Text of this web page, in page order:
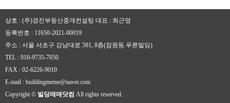
상호 : (주)경진부동산중개컨설팅 대표 : 최근영
등록번호 : 11650-2021-00019
주소 : 서울 서초구 강남대로 581, 8층(잠원동.푸른빌딩)
TEL : 010-9735-7050
FAX : 02-6226-9010
E-mail : buildingmeme@naver.com
Copyright © 빌딩매매닷컴 All rights reserved.